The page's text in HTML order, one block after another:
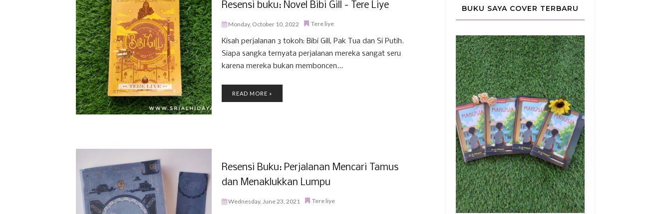
Resensi buku: Novel Bibi Gill - Tere Liye
Monday, October 10, 2022 Tere liye
Kisah perjalanan 3 tokoh: Bibi Gill, Pak Tua dan Si Putih.
Siapa sangka ternyata perjalanan mereka sangat seru
karena mereka bukan memboncen...
READ MORE »
Resensi Buku: Perjalanan Mencari Tamus
dan Menaklukkan Lumpu
Wednesday, June 23, 2021 Tere liye
BUKU SAYA COVER TERBARU